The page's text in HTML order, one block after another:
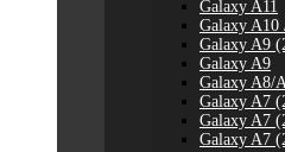
Galaxy A11
Galaxy A10
Galaxy A9
Galaxy A9
Galaxy A8/
Galaxy A7
Galaxy A7
Galaxy A7